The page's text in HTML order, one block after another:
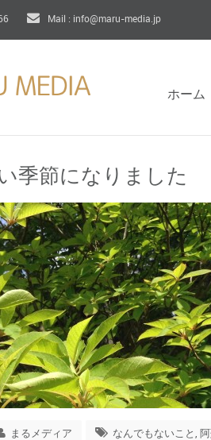
Mail : info@maru-media.jp
ホーム
季節になりました
まるメディア なんでもないこと ,